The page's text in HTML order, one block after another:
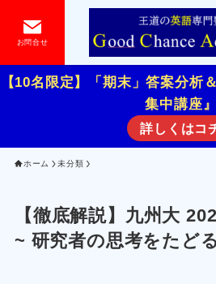
お問合せ
【10名限定】「期末」答案分析
集中講座』
詳しくはコ
ホーム 未分類
【徹底解説】九州大
~ 研究者の思考をたどる